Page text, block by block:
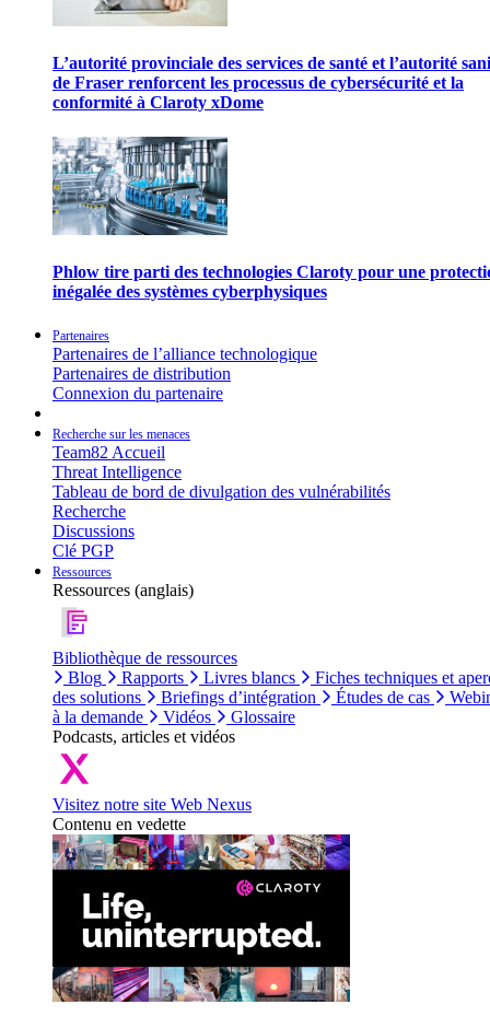
L’autorité provinciale des services de santé et l’autorité
de Fraser renforcent les processus de cybersécurité et la
conformité à Claroty xDome
Phlow tire parti des technologies Claroty pour une
inégalée des systèmes cyberphysiques
Partenaires
Partenaires de l’alliance technologique
Partenaires de distribution
Connexion du partenaire
Recherche sur les menaces
Team82 Accueil
Threat Intelligence
Tableau de bord de divulgation des vulnérabilités
Recherche
Discussions
Clé PGP
Ressources
Ressources (anglais)
Bibliothèque de ressources
Blog
Rapports Livres blancs
Fiches techniques et
des solutions
Briefings d’intégration Études de cas
à la demande
Vidéos
Glossaire
Podcasts, articles et vidéos
Visitez notre site Web Nexus
Contenu en vedette